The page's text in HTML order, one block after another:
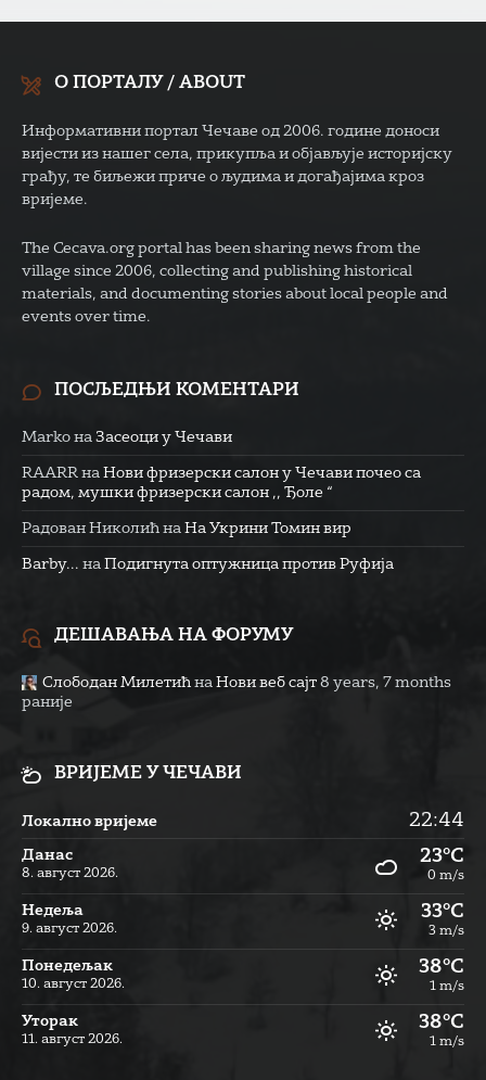
О ПОРТАЛУ / ABOUT
Информативни портал Чечаве од 2006. године доноси
вијести из нашег села, прикупља и објављује историјску
грађу, те биљежи приче о људима и догађајима кроз
вријеме.
The Cecava.org portal has been sharing news from the
village since 2006, collecting and publishing historical
materials, and documenting stories about local people and
events over time.
ПОСЉЕДЊИ КОМЕНТАРИ
Marko на Засеоци у Чечави
RAARR на Нови фризерски салон у Чечави почео са
радом, мушки фризерски салон ,, Ђоле “
Радован Николић на На Укрини Томин вир
Barby... на Подигнута оптужница против Руфија
ДЕШАВАЊА НА ФОРУМУ
Слободан Милетић на Нови веб сајт 8 years, 7 months
раније
ВРИЈЕМЕ У ЧЕЧАВИ
Локално вријеме 22:44
Данас
8. август 2026.
23°C
0 m/s
Недеља
9. август 2026.
33°C
3 m/s
Понедељак
10. август 2026.
38°C
1 m/s
Уторак
11. август 2026.
38°C
1 m/s